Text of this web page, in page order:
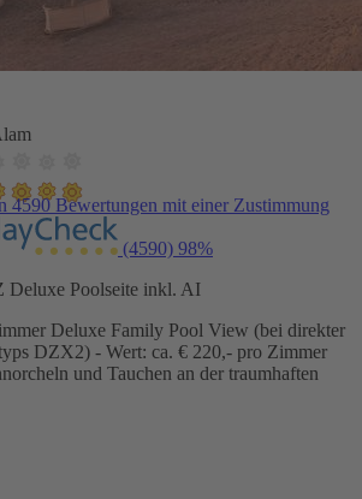
4590 Bewertungen mit einer Zustimmung
(4590) 98%
Deluxe Poolseite inkl. AI
Deluxe Family Pool View (bei direkter
DZX2) - Wert: ca. € 220,- pro Zimmer
und Tauchen an der traumhaften